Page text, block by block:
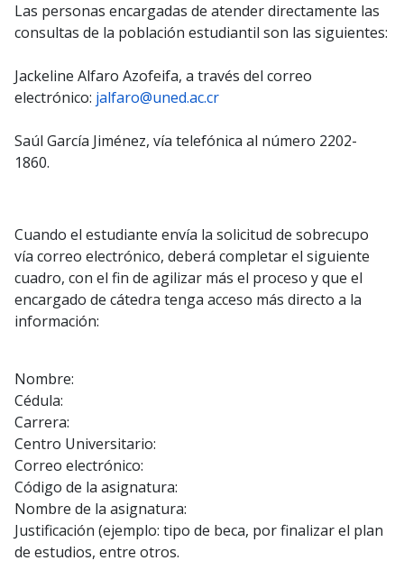
Las personas encargadas de atender directamente las
consultas de la población estudiantil son las siguientes:
Jackeline Alfaro Azofeifa, a través del correo
electrónico: jalfaro@uned.ac.cr
Saúl García Jiménez, vía telefónica al número 2202-
1860.
Cuando el estudiante envía la solicitud de sobrecupo
vía correo electrónico, deberá completar el siguiente
cuadro, con el fin de agilizar más el proceso y que el
encargado de cátedra tenga acceso más directo a la
información:
Nombre:
Cédula:
Carrera:
Centro Universitario:
Correo electrónico:
Código de la asignatura:
Nombre de la asignatura:
Justificación (ejemplo: tipo de beca, por finalizar el plan
de estudios, entre otros.